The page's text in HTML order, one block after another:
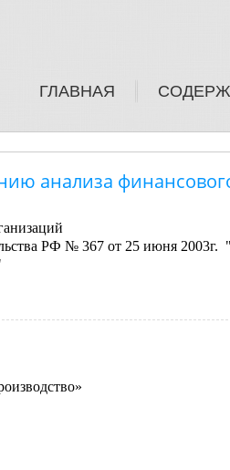
ГЛАВНАЯ
анализа
РФ № 367 от 25 июня